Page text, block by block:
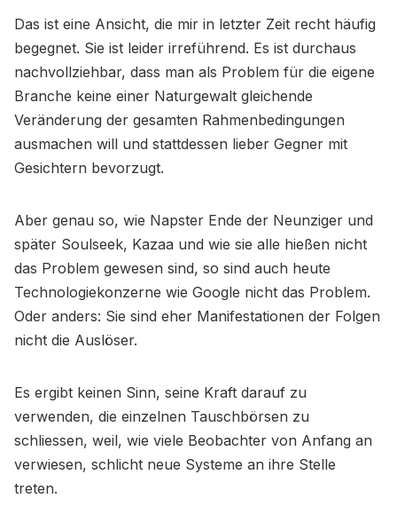
Das ist eine Ansicht, die mir in letzter Zeit recht häufig
begegnet. Sie ist leider irreführend. Es ist durchaus
nachvollziehbar, dass man als Problem für die eigene
Branche keine einer Naturgewalt gleichende
Veränderung der gesamten Rahmenbedingungen
ausmachen will und stattdessen lieber Gegner mit
Gesichtern bevorzugt.
Aber genau so, wie Napster Ende der Neunziger und
später Soulseek, Kazaa und wie sie alle hießen nicht
das Problem gewesen sind, so sind auch heute
Technologiekonzerne wie Google nicht das Problem.
Oder anders: Sie sind eher Manifestationen der Folgen
nicht die Auslöser.
Es ergibt keinen Sinn, seine Kraft darauf zu
verwenden, die einzelnen Tauschbörsen zu
schliessen, weil, wie viele Beobachter von Anfang an
verwiesen, schlicht neue Systeme an ihre Stelle
treten.